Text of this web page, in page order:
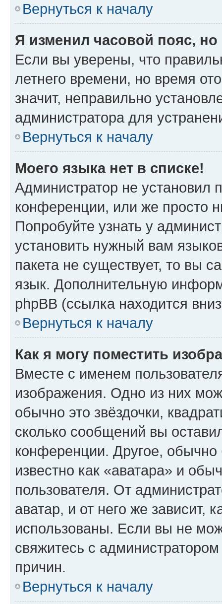
Вернуться к началу
Я изменил часовой пояс,
Если вы уверены, что
летнего времени, но время
значит, неправильно
администратора для
Вернуться к началу
Моего языка нет в списке!
Администратор не установил
конференции, или же просто
Попробуйте узнать у
установить нужный вам
пакета не существует, то вы
язык. Дополнительную
phpBB (ссылка находится
Вернуться к началу
Как я могу поместить
Вместе с именем
изображения. Одно из них
обычно это звёздочки,
сколько сообщений вы
конференции. Другое,
известно как «аватара» и
пользователя. От
аватар, и от него же зависит,
использованы. Если вы не
свяжитесь с
причин.
Вернуться к началу